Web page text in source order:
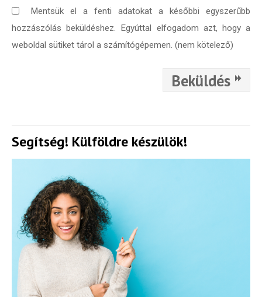
Mentsük el a fenti adatokat a későbbi egyszerűbb
hozzászólás beküldéshez. Egyúttal elfogadom azt, hogy a
weboldal sütiket tárol a számítógépemen. (nem kötelező)
Beküldés
Segítség! Külföldre készülök!